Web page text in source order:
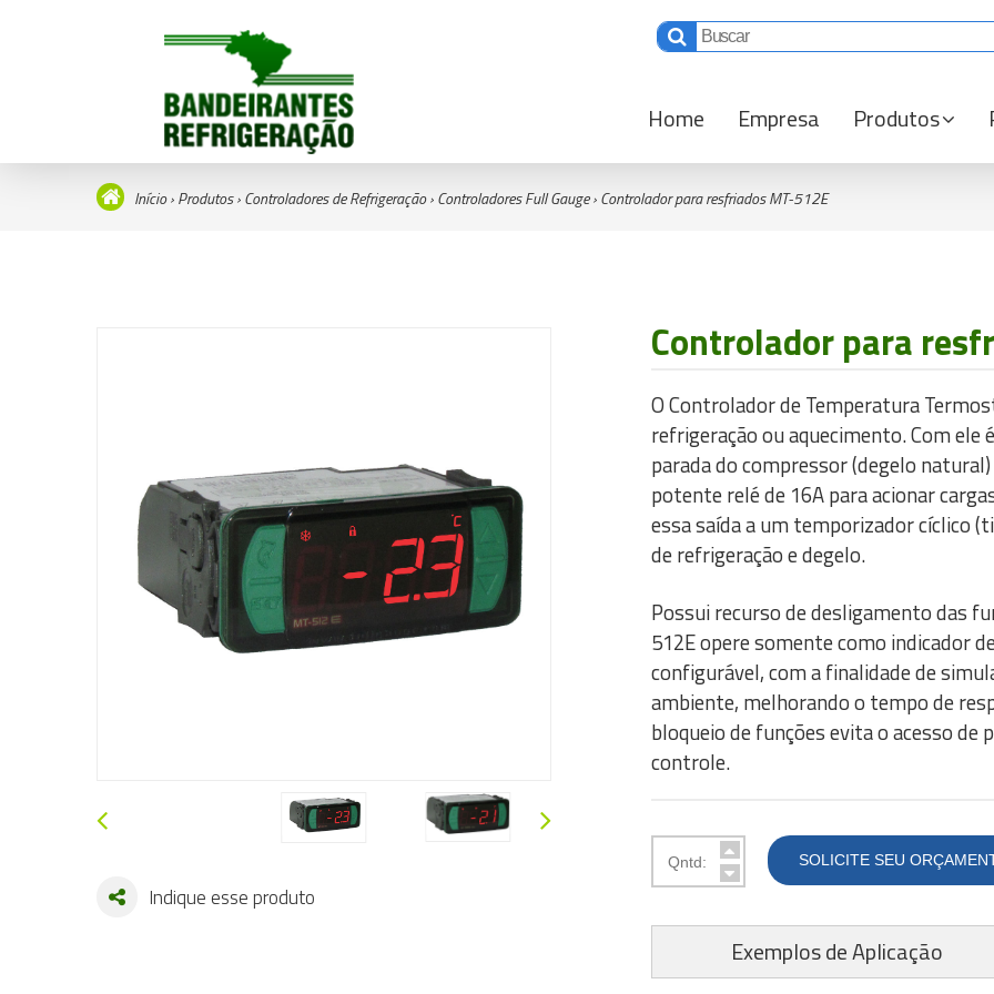
Home Empresa Produtos
Início›Produtos›Controladores de Refrigeração›Controladores Full Gauge›Controlador para resfriados MT-512E
Indique esse produto
Controlador para
O Controlador de Temperatura
refrigeração ou aquecimento. Com
parada do compressor (degelo
potente relé de 16A para acionar
essa saída a um temporizador cíclico
de refrigeração e degelo.
Possui recurso de desligamento das
512E opere somente como indicador
configurável, com a finalidade de
ambiente, melhorando o tempo de
bloqueio de funções evita o acesso de
controle.
SOLICITE SEU
Exemplos de Aplicação